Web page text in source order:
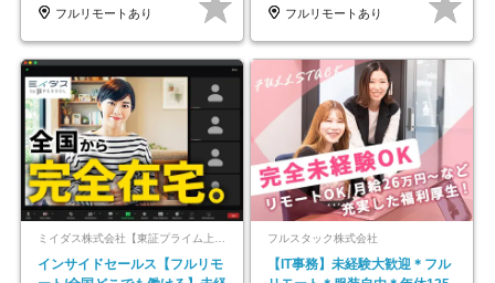
フルリモートあり
フルリモートあり
ミイダス株式会社【東証プライム上場パーソルグループ】
インサイドセールス【フルリモ
フルスタック株式会社
【IT事務】未経験大歓迎＊フル